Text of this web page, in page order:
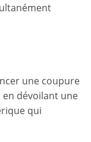
une coupure
en dévoilant une
qui